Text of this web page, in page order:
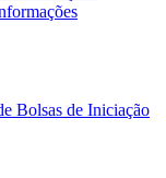
Bolsas de Iniciação